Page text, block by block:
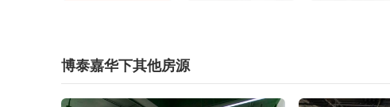
博泰嘉华下其他房源